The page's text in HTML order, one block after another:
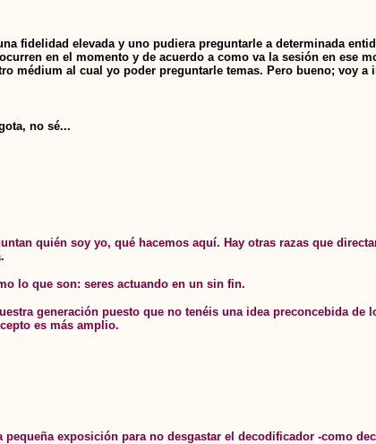
fidelidad elevada y uno pudiera preguntarle a determinada
en el momento y de acuerdo a como va la sesión en ese
médium al cual yo poder preguntarle temas. Pero bueno; voy a
no sé...
quién soy yo, qué hacemos aquí. Hay otras razas que
lo que son: seres actuando en un sin fin.
generación puesto que no tenéis una idea preconcebida
es más amplio.
exposición para no desgastar el decodificador -como